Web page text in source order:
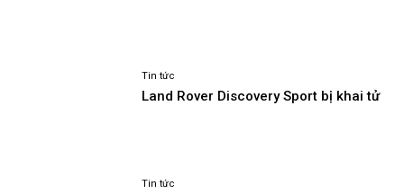
Tin tức
Land Rover Discovery Sport bị khai tử
Tin tức